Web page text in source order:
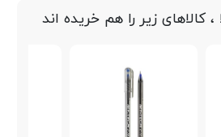
، کالاهای زیر را هم خریده اند